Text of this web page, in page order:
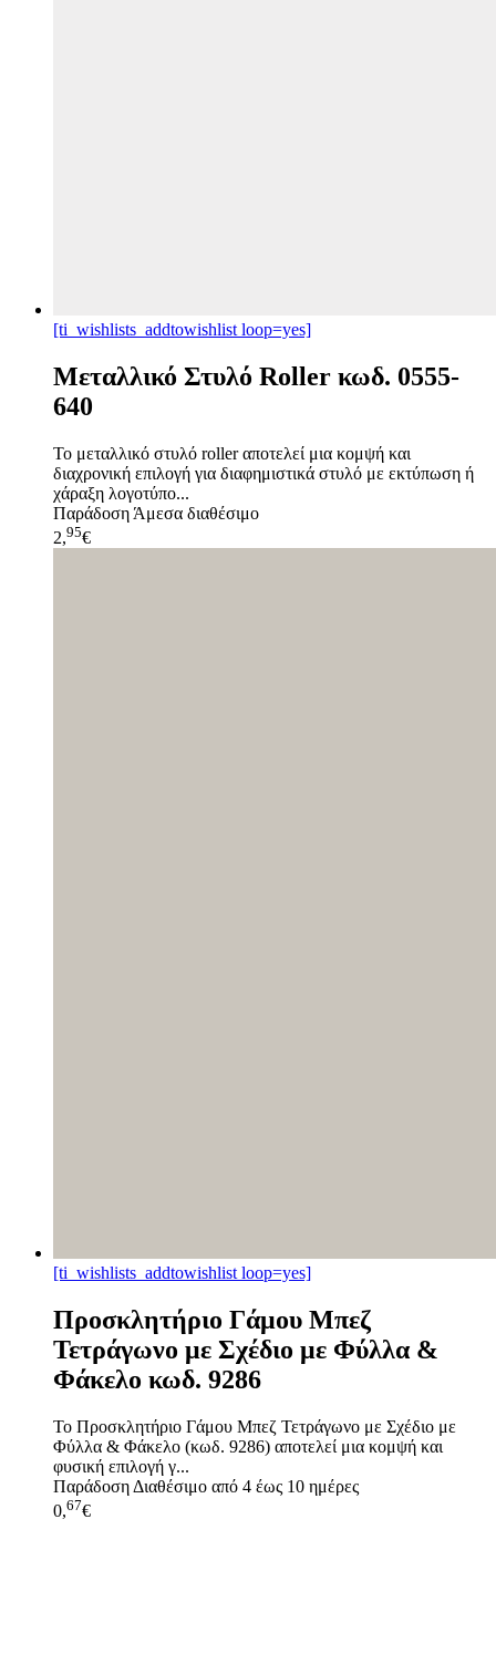
[ti_wishlists_addtowishlist loop=yes]
Μεταλλικό Στυλό Roller κωδ. 0555-
640
Το μεταλλικό στυλό roller αποτελεί μια κομψή και
διαχρονική επιλογή για διαφημιστικά στυλό με εκτύπωση ή
χάραξη λογοτύπο...
Παράδοση Άμεσα διαθέσιμο
2,95€
[ti_wishlists_addtowishlist loop=yes]
Προσκλητήριο Γάμου Μπεζ
Τετράγωνο με Σχέδιο με Φύλλα &
Φάκελο κωδ. 9286
Το Προσκλητήριο Γάμου Μπεζ Τετράγωνο με Σχέδιο με
Φύλλα & Φάκελο (κωδ. 9286) αποτελεί μια κομψή και
φυσική επιλογή γ...
Παράδοση Διαθέσιμο από 4 έως 10 ημέρες
0,67€